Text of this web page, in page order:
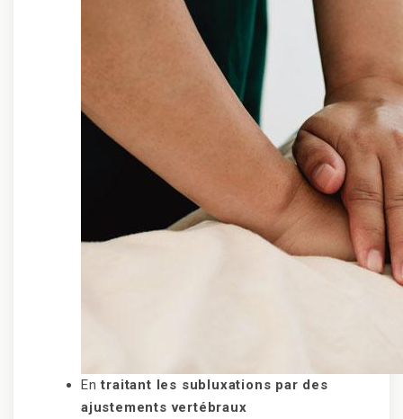
Entraitant les subluxations par des
ajustements vertébraux